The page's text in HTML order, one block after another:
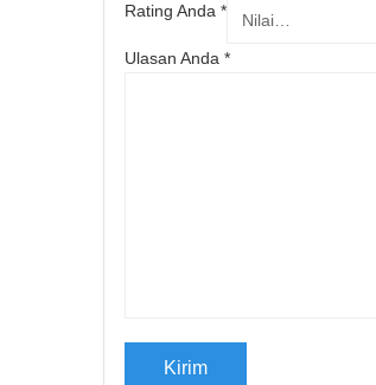
Rating Anda *
Ulasan Anda *